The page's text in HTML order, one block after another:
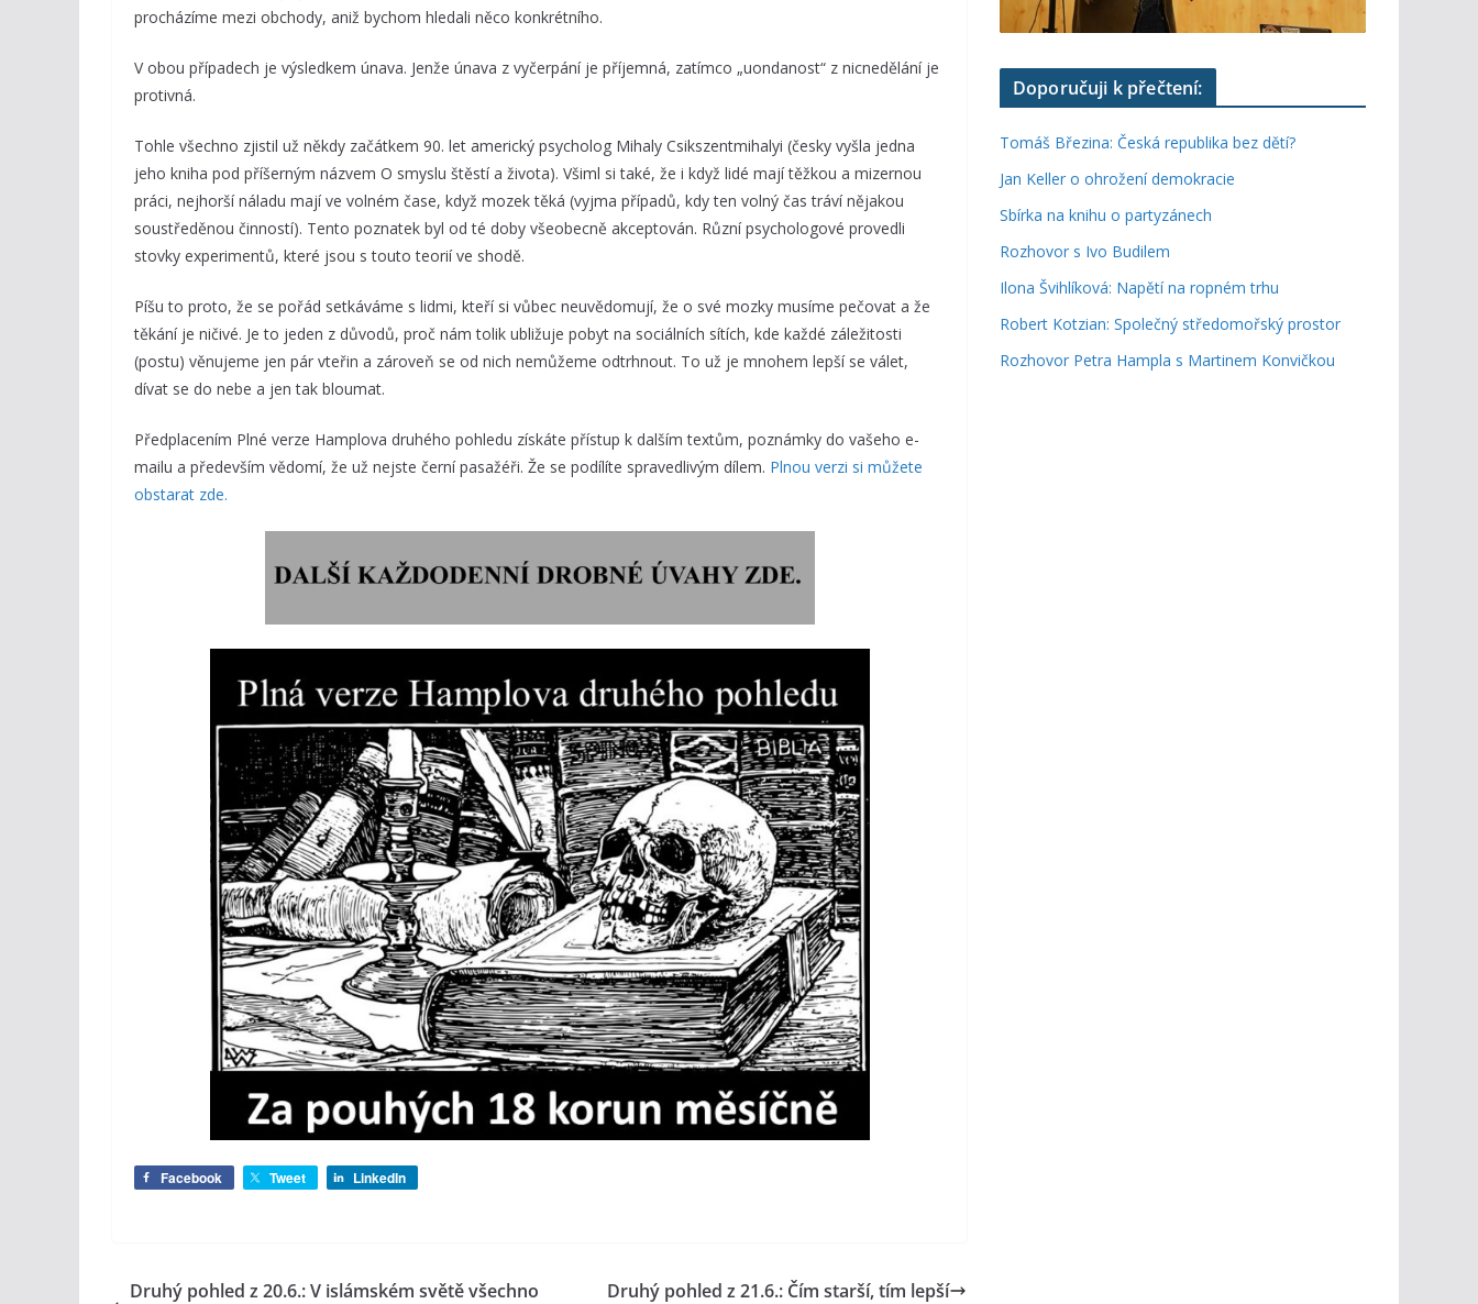
procházíme mezi obchody, aniž bychom hledali něco konkrétního.
V obou případech je výsledkem únava. Jenže únava z vyčerpání je příjemná, zatímco „uondanost“ z nicnedělání je
protivná.
Tohle všechno zjistil už někdy začátkem 90. let americký psycholog Mihaly Csikszentmihalyi (česky vyšla jedna
jeho kniha pod příšerným názvem O smyslu štěstí a života). Všiml si také, že i když lidé mají těžkou a mizernou
práci, nejhorší náladu mají ve volném čase, když mozek těká (vyjma případů, kdy ten volný čas tráví nějakou
soustředěnou činností). Tento poznatek byl od té doby všeobecně akceptován. Různí psychologové provedli
stovky experimentů, které jsou s touto teorií ve shodě.
Píšu to proto, že se pořád setkáváme s lidmi, kteří si vůbec neuvědomují, že o své mozky musíme pečovat a že
těkání je ničivé. Je to jeden z důvodů, proč nám tolik ubližuje pobyt na sociálních sítích, kde každé záležitosti
(postu) věnujeme jen pár vteřin a zároveň se od nich nemůžeme odtrhnout. To už je mnohem lepší se válet,
dívat se do nebe a jen tak bloumat.
Předplacením Plné verze Hamplova druhého pohledu získáte přístup k dalším textům, poznámky do vašeho e-
mailu a především vědomí, že už nejste černí pasažéři. Že se podílíte spravedlivým dílem. Plnou verzi si můžete
obstarat zde.
Facebook Tweet LinkedIn
Druhý pohled z 20.6.: V islámském světě všechno
Druhý pohled z 21.6.: Čím starší, tím lepší
Doporučuji k přečtení:
Tomáš Březina: Česká republika bez dětí?
Jan Keller o ohrožení demokracie
Sbírka na knihu o partyzánech
Rozhovor s Ivo Budilem
Ilona Švihlíková: Napětí na ropném trhu
Robert Kotzian: Společný středomořský prostor
Rozhovor Petra Hampla s Martinem Konvičkou